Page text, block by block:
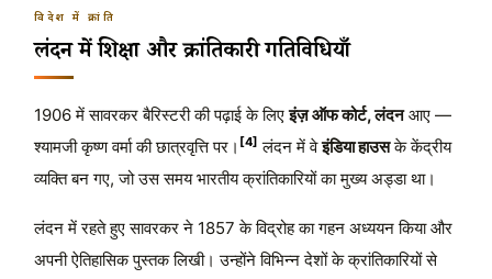
विदेश में क्रांति
लंदन में शिक्षा और क्रांतिकारी गतिविधियाँ
1906 में सावरकर बैरिस्टरी की पढ़ाई के लिएइंज़ ऑफ कोर्ट, लंदनआए —
श्यामजी कृष्ण वर्मा की छात्रवृत्ति पर। [4] लंदन में वेइंडिया हाउसके केंद्रीय
व्यक्ति बन गए, जो उस समय भारतीय क्रांतिकारियों का मुख्य अड्डा था।
लंदन में रहते हुए सावरकर ने 1857 के विद्रोह का गहन अध्ययन किया और
अपनी ऐतिहासिक पुस्तक लिखी। उन्होंने विभिन्न देशों के क्रांतिकारियों से